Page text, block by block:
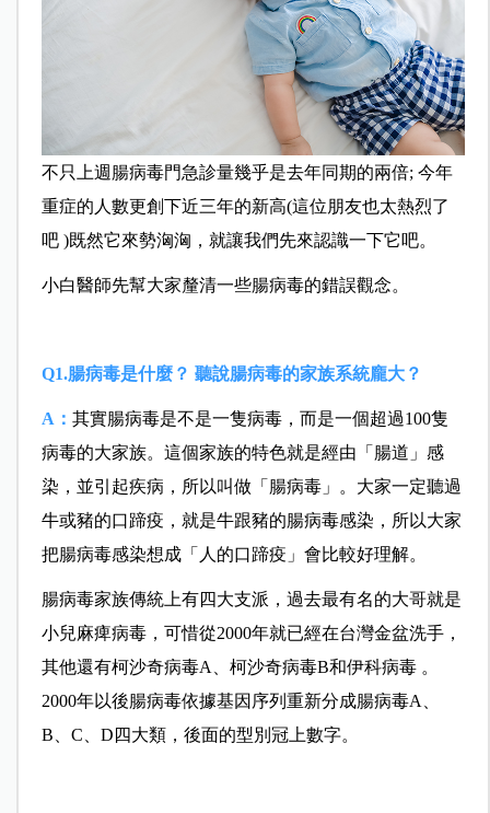
不只上週腸病毒門急診量幾乎是去年同期的兩倍; 今年
重症的人數更創下近三年的新高(這位朋友也太熱烈了
吧 )既然它來勢洶洶，就讓我們先來認識一下它吧。
小白醫師先幫大家釐清一些腸病毒的錯誤觀念。
Q1.腸病毒是什麼？ 聽說腸病毒的家族系統龐大？
A： 其實腸病毒是不是一隻病毒，而是一個超過100隻
病毒的大家族。這個家族的特色就是經由「腸道」感
染，並引起疾病，所以叫做「腸病毒」。 大家一定聽過
牛或豬的口蹄疫，就是牛跟豬的腸病毒感染，所以大家
把腸病毒感染想成「人的口蹄疫」會比較好理解。
腸病毒家族傳統上有四大支派，過去最有名的大哥就是
小兒麻痺病毒，可惜從2000年就已經在台灣金盆洗手，
其他還有柯沙奇病毒A、柯沙奇病毒B和伊科病毒 。
2000年以後腸病毒依據基因序列重新分成腸病毒A、
B、C、D四大類，後面的型別冠上數字。